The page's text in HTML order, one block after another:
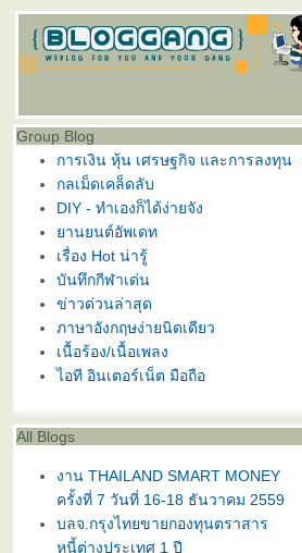
Group Blog
การเงิน หุ้น เศรษฐกิจ และการลงทุน
กลเม็ดเคล็ดลับ
DIY - ทำเองก็ได้ง่ายจัง
านยนต์อัพเดท
เรื่อง Hot น่ารู้
บันทึกกีฬาเด่น
ข่าวด่วนล่าสุด
ภาษาอังกฤษง่ายนิดเดียว
เนื้อร้อง/เนื้อเพลง
ไอที อินเตอร์เน็ต มือถือ
All Blogs
งาน THAILAND SMART MONEY
ครั้งที่ 7 วันที่ 16-18 ธันวาคม 2559
บลจ.กรุงไทยขายกองทุนตราสาร
หนี้ต่างประเทศ 1 ปี